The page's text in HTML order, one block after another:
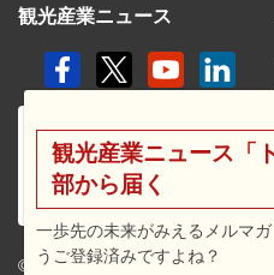
観光産業ニュース
© 2026 travel voice.
観光産業ニュース「
部から届く
一歩先の未来がみえるメルマ
うご登録済みですよね？